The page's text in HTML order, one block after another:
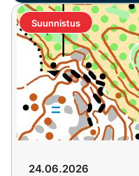
24.06.2026
Suunnistus